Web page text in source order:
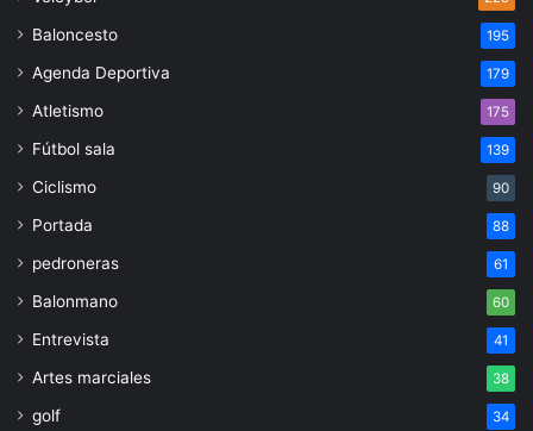
Baloncesto 195
Agenda Deportiva 179
Atletismo 175
Fútbol sala 139
Ciclismo 90
Portada 88
pedroneras 61
Balonmano 60
Entrevista 41
Artes marciales 38
golf 34